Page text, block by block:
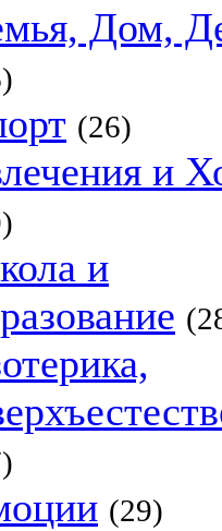
Дом,
(26)
и
и
(29)